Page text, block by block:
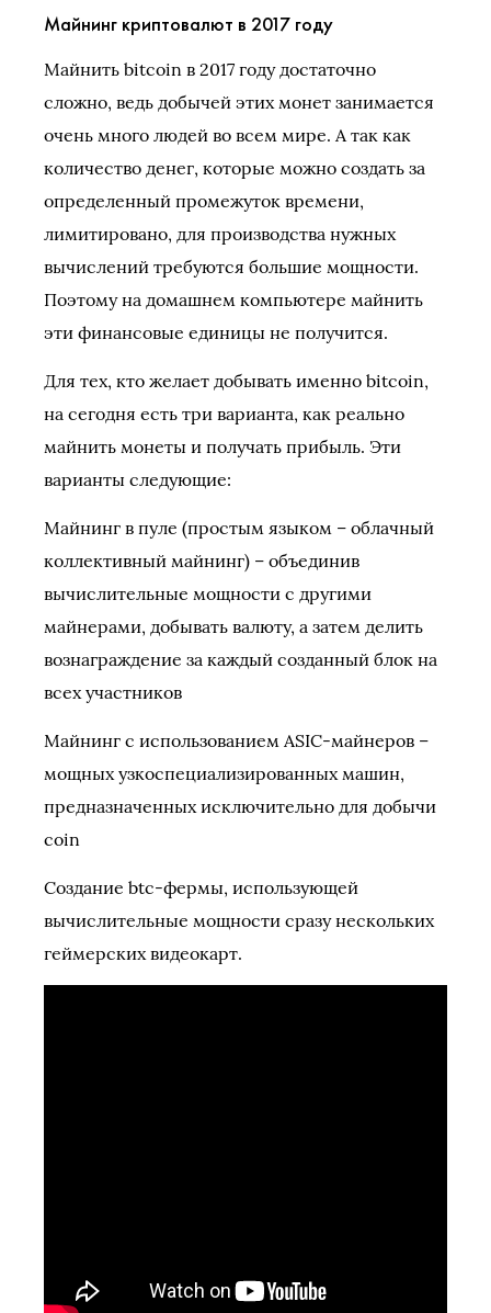
Майнинг криптовалют в 2017 году
Майнить bitcoin в 2017 году достаточно
сложно, ведь добычей этих монет занимается
очень много людей во всем мире. А так как
количество денег, которые можно создать за
определенный промежуток времени,
лимитировано, для производства нужных
вычислений требуются большие мощности.
Поэтому на домашнем компьютере майнить
эти финансовые единицы не получится.
Для тех, кто желает добывать именно bitcoin,
на сегодня есть три варианта, как реально
майнить монеты и получать прибыль. Эти
варианты следующие:
Майнинг в пуле (простым языком – облачный
коллективный майнинг) – объединив
вычислительные мощности с другими
майнерами, добывать валюту, а затем делить
вознаграждение за каждый созданный блок на
всех участников
Майнинг с использованием ASIC-майнеров –
мощных узкоспециализированных машин,
предназначенных исключительно для добычи
coin
Создание btc-фермы, использующей
вычислительные мощности сразу нескольких
геймерских видеокарт.